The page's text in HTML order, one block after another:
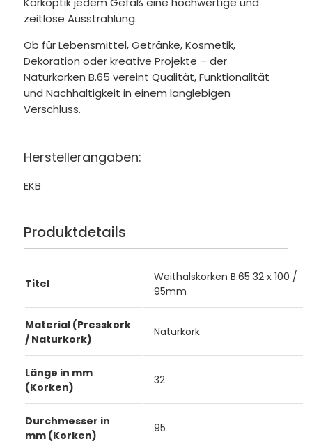
zeitlose Ausstrahlung.
Ob für Lebensmittel, Getränke, Kosmetik,
Dekoration oder kreative Projekte – der
Naturkorken B.65 vereint Qualität, Funktionalität
und Nachhaltigkeit in einem langlebigen
Verschluss.
Herstellerangaben:
EKB
Produktdetails
Titel
Weithalskorken B.65 32 x 100 /
95mm
Material (Presskork
/ Naturkork)
Naturkork
Länge in mm
(Korken)
32
Durchmesser in
mm (Korken)
95